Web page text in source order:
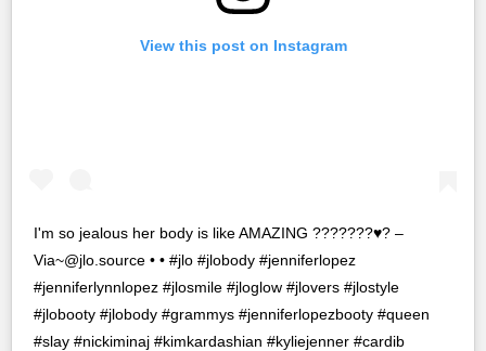
View this post on Instagram
I'm so jealous her body is like AMAZING ???????♥️? –
Via~@jlo.source • • #jlo #jlobody #jenniferlopez
#jenniferlynnlopez #jlosmile #jloglow #jlovers #jlostyle
#jlobooty #jlobody #grammys #jenniferlopezbooty #queen
#slay #nickiminaj #kimkardashian #kyliejenner #cardib